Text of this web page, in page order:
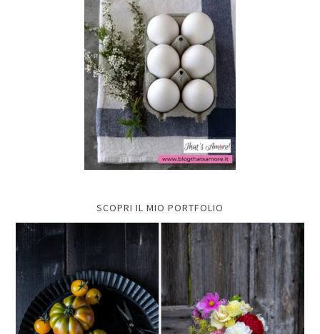
SCOPRI IL MIO PORTFOLIO